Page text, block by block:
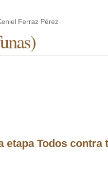
Ferraz Pérez
)
etapa Todos contra